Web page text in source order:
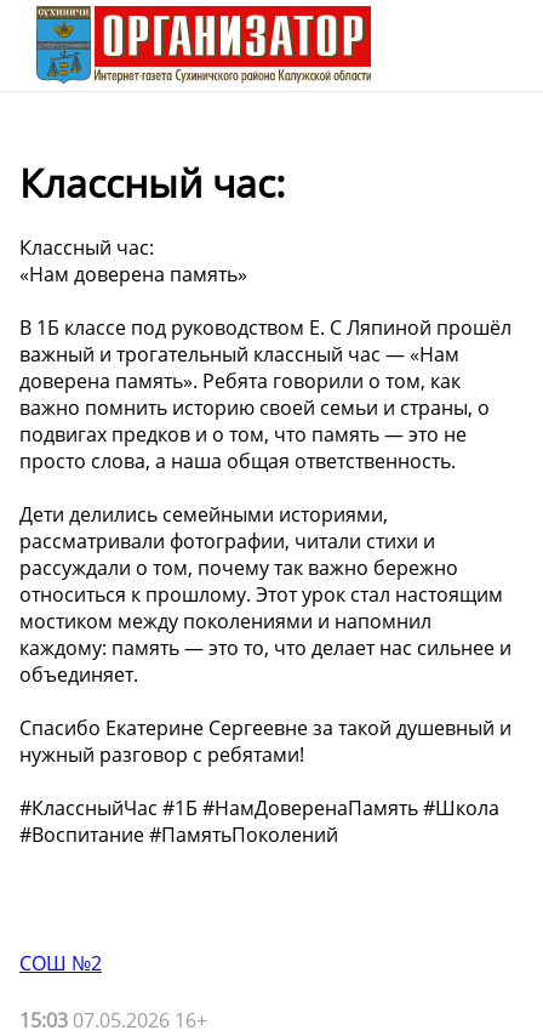
Классный час:
Классный час:
«Нам доверена память»
В 1Б классе под руководством Е. С Ляпиной прошёл
важный и трогательный классный час — «Нам
доверена память». Ребята говорили о том, как
важно помнить историю своей семьи и страны, о
подвигах предков и о том, что память — это не
просто слова, а наша общая ответственность.
Дети делились семейными историями,
рассматривали фотографии, читали стихи и
рассуждали о том, почему так важно бережно
относиться к прошлому. Этот урок стал настоящим
мостиком между поколениями и напомнил
каждому: память — это то, что делает нас сильнее и
объединяет.
Спасибо Екатерине Сергеевне за такой душевный и
нужный разговор с ребятами!
#КлассныйЧас #1Б #НамДоверенаПамять #Школа
#Воспитание #ПамятьПоколений
СОШ №2
15:03 07.05.2026 16+